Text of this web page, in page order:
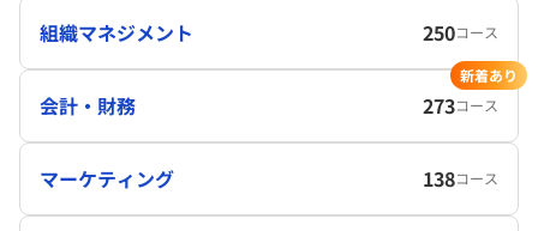
組織マネジメント 250コース
会計・財務 273コース
新着あり
マーケティング 138コース